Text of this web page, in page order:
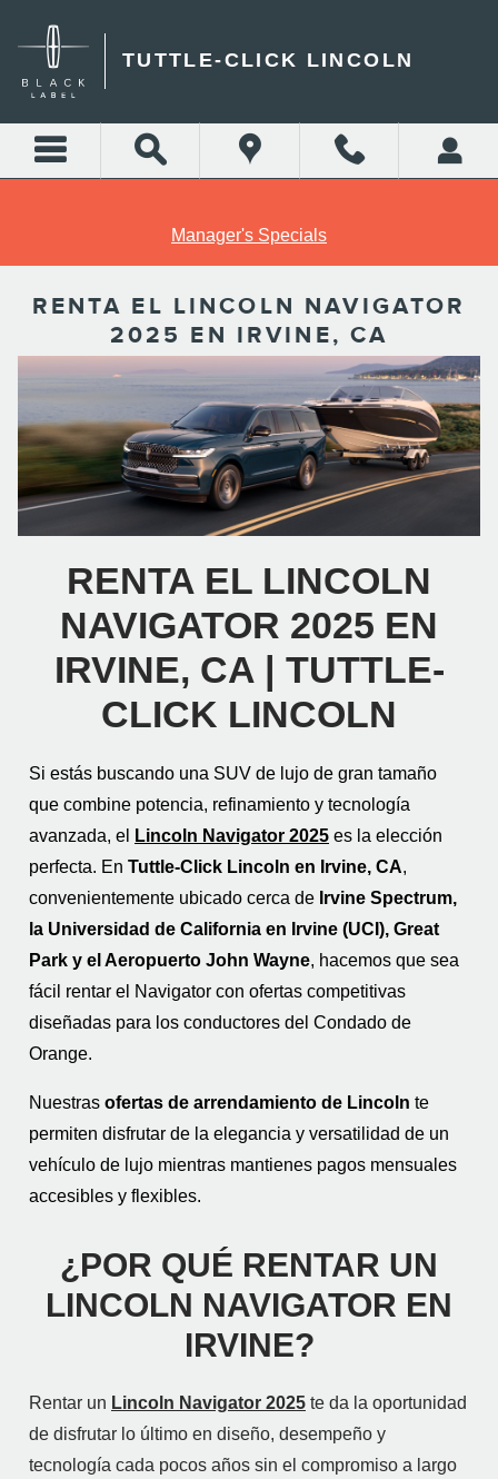
TUTTLE-CLICK LINCOLN
Manager's Specials
RENTA EL LINCOLN NAVIGATOR
2025 EN IRVINE, CA
RENTA EL LINCOLN
NAVIGATOR 2025 EN
IRVINE, CA | TUTTLE-
CLICK LINCOLN
Si estás buscando una SUV de lujo de gran tamaño
que combine potencia, refinamiento y tecnología
avanzada, el
Lincoln Navigator 2025 es la elección
perfecta. En Tuttle-Click Lincoln en Irvine, CA,
convenientemente ubicado cerca de Irvine Spectrum,
la Universidad de California en Irvine (UCI), Great
Park y el Aeropuerto John Wayne, hacemos que sea
fácil rentar el Navigator con ofertas competitivas
diseñadas para los conductores del Condado de
Orange.
Nuestras ofertas de arrendamiento de Lincoln te
permiten disfrutar de la elegancia y versatilidad de un
vehículo de lujo mientras mantienes pagos mensuales
accesibles y flexibles.
¿POR QUÉ RENTAR UN
LINCOLN NAVIGATOR EN
IRVINE?
Rentar un Lincoln Navigator 2025 te da la oportunidad
de disfrutar lo último en diseño, desempeño y
tecnología cada pocos años sin el compromiso a largo